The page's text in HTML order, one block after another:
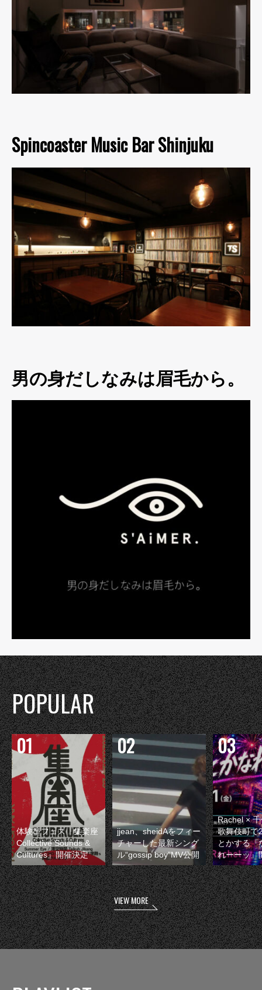
Spincoaster Music Bar Shinjuku
男の身だしなみは眉毛から。
POPULAR
体験型フェス『集楽座
Collective Sounds &
Cultures』開催決定
jjean、sheidAをフィー
チャーした最新シング
ル“gossip boy”MV公開
Rachel ×
歌舞伎町で
とかする『
れーーッ』
VIEW MORE